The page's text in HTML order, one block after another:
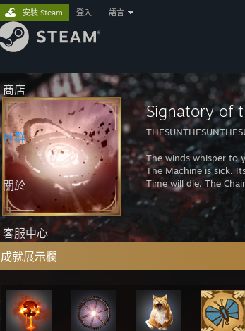
商店
社群
關於
客服中心
安裝 Steam 登入 語言
Signatory of
The winds whisper to
The Machine is sick.
Time will die. The
成就展示欄